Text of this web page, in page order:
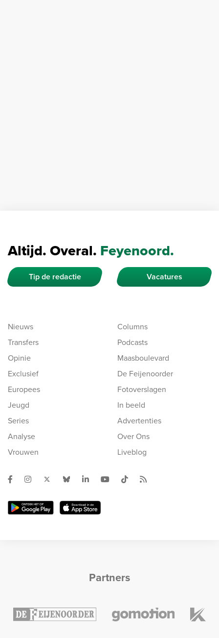
Altijd. Overal. Feyenoord.
Tip de redactie Vacatures
Nieuws
Transfers
Opinie
Exclusief
Europees
Jeugd
Series
Analyse
Vrouwen
Columns
Podcasts
Maasboulevard
De Feijenoorder
Fotoverslagen
In beeld
Advertenties
Over Ons
Liveblog
Partners